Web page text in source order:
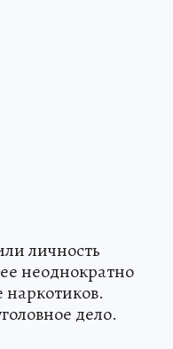
личность
неоднократно
дело.